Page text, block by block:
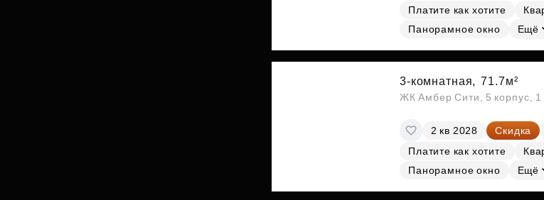
Платите как хотите
Панорамное окно
Ещё
3-комнатная, 71.7м²
ЖК Амбер Сити, 5 корпус,
2 кв 2028 Скидка
Платите как хотите
Панорамное окно
Ещё